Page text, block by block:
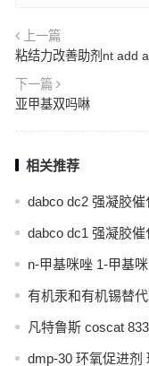
上一篇
粘结力改善助剂nt add
下一篇
亚甲基双吗啉
相关推荐
dabco dc2 强凝胶催
dabco dc1 强凝胶催
n-甲基咪唑 1-甲基
有机汞和有机锡替
凡特鲁斯 coscat
dmp-30 环氧促进剂